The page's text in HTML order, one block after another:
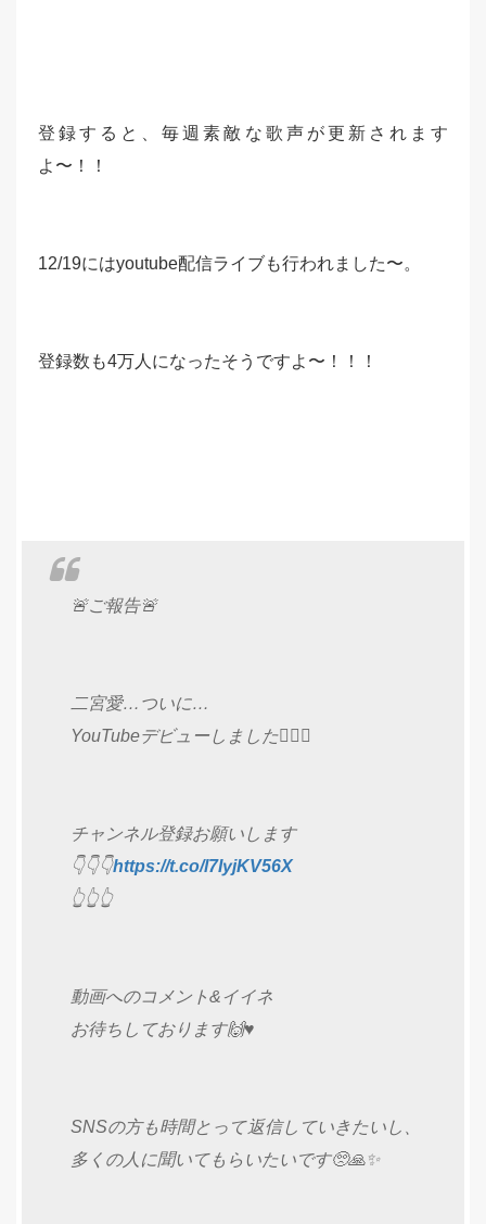
登録すると、毎週素敵な歌声が更新されます
よ〜！！
12/19にはyoutube配信ライブも行われました〜。
登録数も4万人になったそうですよ〜！！！
🚨ご報告🚨
二宮愛…ついに…
YouTubeデビューしました🙋‍♀️✨
チャンネル登録お願いします
👇👇👇https://t.co/l7IyjKV56X
👆👆👆
動画へのコメント&イイネ
お待ちしております🙌♥️
SNSの方も時間とって返信していきたいし、
多くの人に聞いてもらいたいです🥺🙏✨